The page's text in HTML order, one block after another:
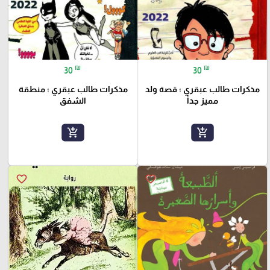
30 ₪
مذكرات طالب عبقري ؛ قصة ولد
مميز جداً
add_shopping_cart
30 ₪
مذكرات طالب عبقري ؛ منطقة
الشفق
add_shopping_cart
favorite_border
favorite_border